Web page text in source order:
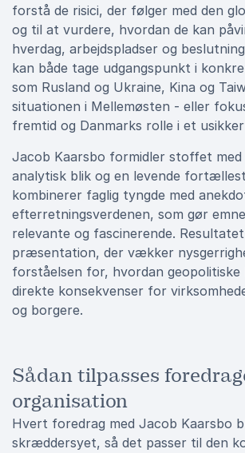
forstå de risici, der følger med den
og til at vurdere, hvordan de kan
hverdag, arbejdspladser og
kan både tage udgangspunkt i
som Rusland og Ukraine, Kina og
situationen i Mellemøsten - eller
fremtid og Danmarks rolle i et
Jacob Kaarsbo formidler stoffet
analytisk blik og en levende
kombinerer faglig tyngde med
efterretningsverdenen, som gør
relevante og fascinerende.
præsentation, der vækker
forståelsen for, hvordan
direkte konsekvenser for
og borgere.
Sådan tilpasses
organisation
Hvert foredrag med Jacob Kaarsbo
skræddersyet, så det passer til den